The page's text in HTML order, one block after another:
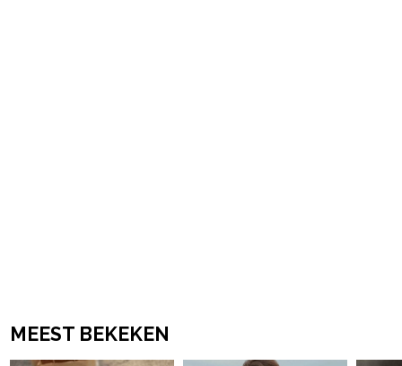
MEEST BEKEKEN